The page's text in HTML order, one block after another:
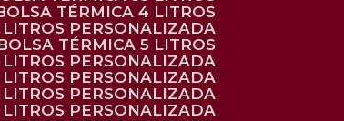
BOLSA TÉRMICA 4 LITROS
LITROS PERSONALIZADA
BOLSA TÉRMICA 5 LITROS
LITROS PERSONALIZADA
LITROS PERSONALIZADA
LITROS PERSONALIZADA
LITROS PERSONALIZADA